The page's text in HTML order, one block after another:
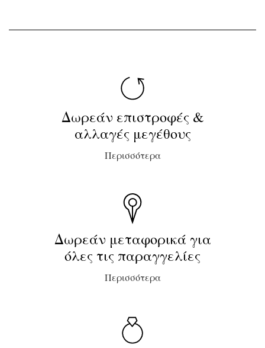
Δωρεάν επιστροφές &
αλλαγές μεγέθους
Περισσότερα
Δωρεάν μεταφορικά για
όλες τις παραγγελίες
Περισσότερα